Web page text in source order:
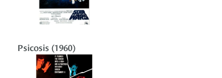
Psicosis (1960)